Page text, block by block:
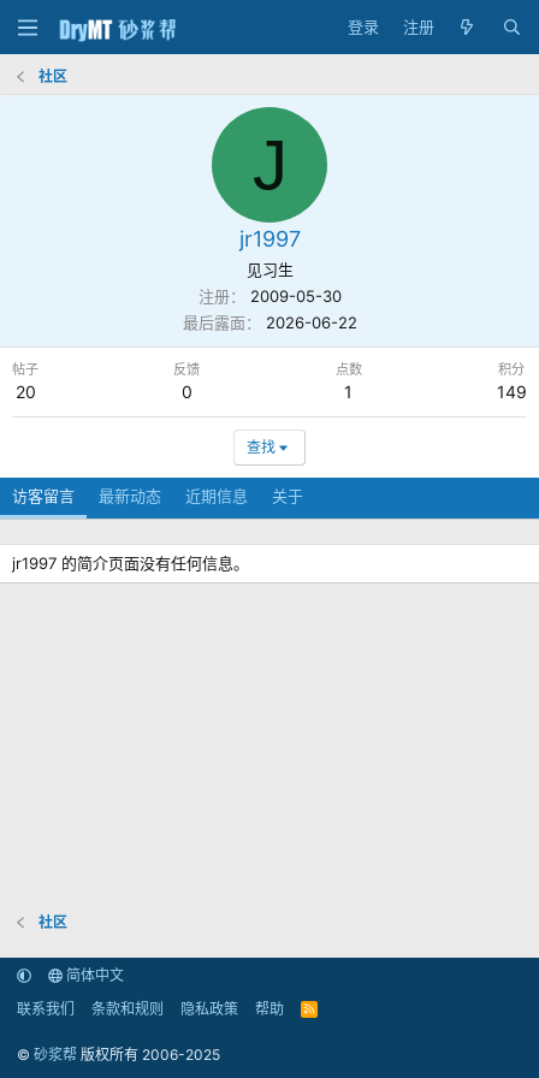
登录 注册
社区
J
jr1997
见习生
注册
2009-05-30
最后露面
2026-06-22
帖子
20
反馈
0
点数
1
积分
149
查找
访客留言 最新动态 近期信息 关于
jr1997 的简介页面没有任何信息。
社区
简体中文
联系我们
条款和规则 隐私政策 帮助
R
© 砂浆帮 版权所有 2006-2025